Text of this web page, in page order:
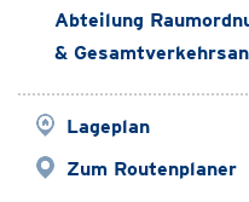
Abteilung
&
Lageplan
Zum Routenplaner